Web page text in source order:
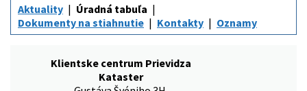
Aktuality
Úradná tabuľa
Dokumenty na stiahnutie
Kontakty Oznamy
Klientske centrum Prievidza
Kataster